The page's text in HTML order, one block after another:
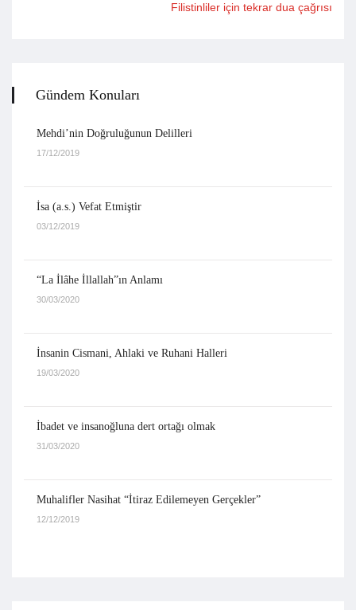
Filistinliler için tekrar dua çağrısı
Gündem Konuları
Mehdi’nin Doğruluğunun Delilleri
17/12/2019
İsa (a.s.) Vefat Etmiştir
03/12/2019
“La İlâhe İllallah”ın Anlamı
30/03/2020
İnsanin Cismani, Ahlaki ve Ruhani Halleri
19/03/2020
İbadet ve insanoğluna dert ortağı olmak
31/03/2020
Muhalifler Nasihat “İtiraz Edilemeyen Gerçekler”
12/12/2019